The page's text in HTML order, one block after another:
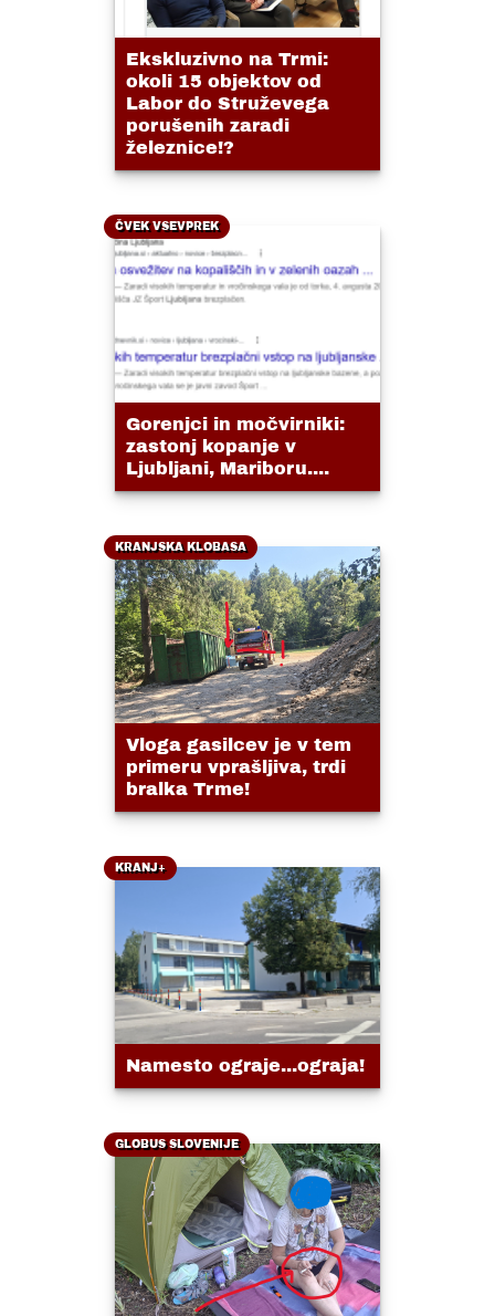
Ekskluzivno na Trmi:
okoli 15 objektov od
Labor do Struževega
porušenih zaradi
železnice!?
ČVEK VSEVPREK
Gorenjci in močvirniki:
zastonj kopanje v
Ljubljani, Mariboru....
KRANJSKA KLOBASA
Vloga gasilcev je v tem
primeru vprašljiva, trdi
bralka Trme!
KRANJ+
Namesto ograje...ograja!
GLOBUS SLOVENIJE